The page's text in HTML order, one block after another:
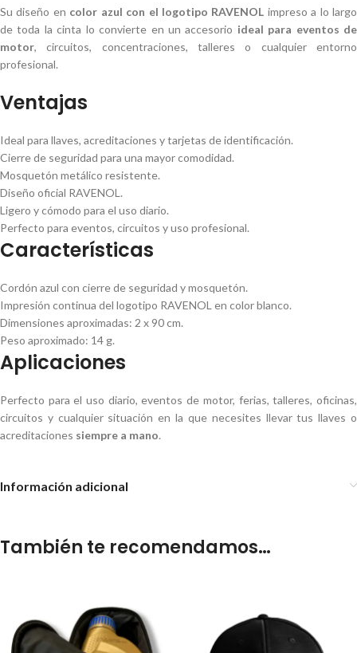
Su diseño en color azul con el logotipo RAVENOL impreso a lo largo
de toda la cinta lo convierte en un accesorio ideal para eventos de
motor, circuitos, concentraciones, talleres o cualquier entorno
profesional.
Ventajas
Ideal para llaves, acreditaciones y tarjetas de identificación.
Cierre de seguridad para una mayor comodidad.
Mosquetón metálico resistente.
Diseño oficial RAVENOL.
Ligero y cómodo para el uso diario.
Perfecto para eventos, circuitos y uso profesional.
Características
Cordón azul con cierre de seguridad y mosquetón.
Impresión continua del logotipo RAVENOL en color blanco.
Dimensiones aproximadas: 2 x 90 cm.
Peso aproximado: 14 g.
Aplicaciones
Perfecto para el uso diario, eventos de motor, ferias, talleres, oficinas,
circuitos y cualquier situación en la que necesites llevar tus llaves o
acreditaciones siempre a mano.
Información adicional
También te recomendamos…